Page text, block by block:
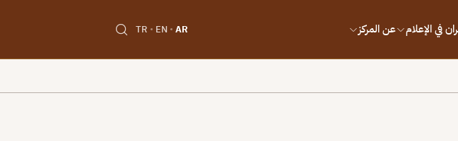
في الإعلام عن المركز AR
EN
TR